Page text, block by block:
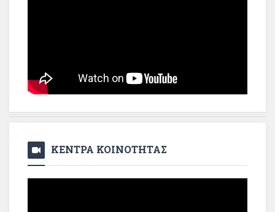
ΚΕΝΤΡΑ ΚΟΙΝΟΤΗΤΑΣ